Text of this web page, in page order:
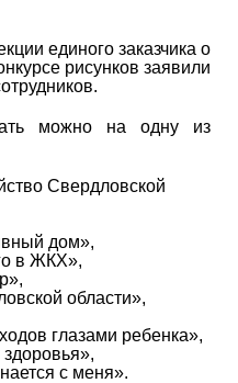
единого заказчика о
рисунков заявили
можно на одну из
Свердловской
дом»,
в ЖКХ»,
области»,
глазами ребенка»,
с меня».